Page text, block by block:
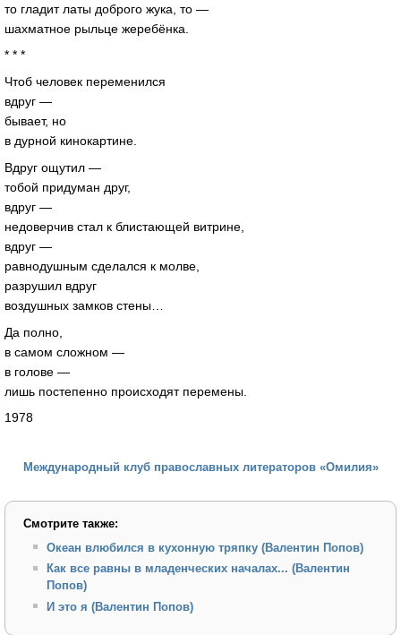
то гладит латы доброго жука, то —
шахматное рыльце жеребёнка.
* * *
Чтоб человек переменился
вдруг —
бывает, но
в дурной кинокартине.
Вдруг ощутил —
тобой придуман друг,
вдруг —
недоверчив стал к блистающей витрине,
вдруг —
равнодушным сделался к молве,
разрушил вдруг
воздушных замков стены…
Да полно,
в самом сложном —
в голове —
лишь постепенно происходят перемены.
1978
Международный клуб православных литераторов «Омилия»
Смотрите также:
Океан влюбился в кухонную тряпку (Валентин Попов)
Как все равны в младенческих началах... (Валентин
Попов)
И это я (Валентин Попов)